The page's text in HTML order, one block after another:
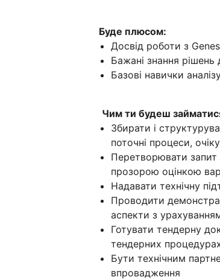
Буде плюсом:
Досвід роботи з
Бажані знання рішень
Базові навички
Чим ти будеш
Збирати і
поточні процеси,
Перетворювати запит
прозорою оцінкою
Надавати технічну
Проводити
аспекти з
Готувати тендерну
тендерних
Бути технічним
впровадження